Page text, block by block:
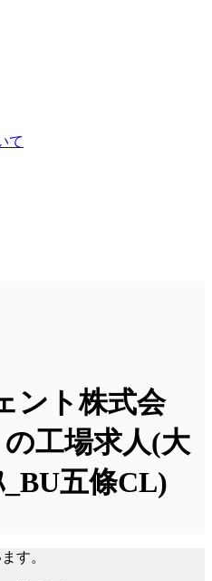
て
ント株式会
工場求人(大
五條CL)
す。